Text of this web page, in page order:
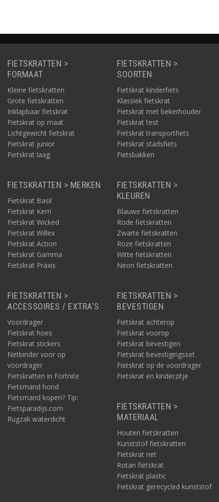
FIETSKRATTEN >
FORMAAT
Kleine fietskratten
Grote fietskratten
Inklapbaar fietskrat
Fietskrat op maat
Lichtgewicht fietskrat
Fietskrat junior
Fietskrat laag
FIETSKRATTEN >
SOORTEN
Fietskrat kinderfiets
Klassiek fietskrat
Fietskrat met bekerhouder
Fietskrat test
Fietskrat transportfiets
Fietskrat stadsfiets
Fietsbakken
FIETSKRATTEN > MERKEN
Fietskrat Basil
Fietskrat Kerri
Fietskrat Wicked
Fietskrat Willex
Fietskrat Action
Fietskrat Gamma
Fietskrat Praxis
FIETSKRATTEN >
KLEUREN
Blauwe fietskratten
Rode fietskratten
Zwarte fietskratten
Roze fietskratten
Witte fietskratten
Neon fietskratten
FIETSKRATTEN >
ACCESSOIRES / EXTRA'S
Voordrager
Fietskrat hoes
Fietskrat stickers
Netbinder voor op
voordrager
Fietskratten in Fortnite
Fietsmand hond
Fietsmand kopen? Tip:
Fietsparadijs.com
Rugzak waterdicht
FIETSKRATTEN >
BEVESTIGEN
Fietskrat achterop
Fietskrat voorop
Fietskrat bevestigen
Fietskrat bevestigingsset
Fietskrat op de voordrager
Fietskrat en kinderzitje
FIETSKRATTEN >
MATERIAAL
Houten fietskratten
Kunststof fietskratten
Fietskrat riet
Rotan fietskrat
Fietskrat plastic
Fietskrat gerecycled kunststof